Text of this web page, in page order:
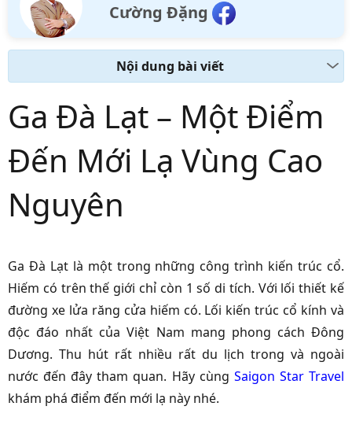
Cường Đặng
Nội dung bài viết
Ga Đà Lạt – Một Điểm
Đến Mới Lạ Vùng Cao
Nguyên
Ga Đà Lạt là một trong những công trình kiến trúc cổ.
Hiếm có trên thế giới chỉ còn 1 số di tích. Với lối thiết kế
đường xe lửa răng cửa hiếm có. Lối kiến trúc cổ kính và
độc đáo nhất của Việt Nam mang phong cách Đông
Dương. Thu hút rất nhiều rất du lịch trong và ngoài
nước đến đây tham quan. Hãy cùng Saigon Star Travel
khám phá điểm đến mới lạ này nhé.